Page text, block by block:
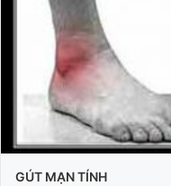
GÚT MẠN TÍNH